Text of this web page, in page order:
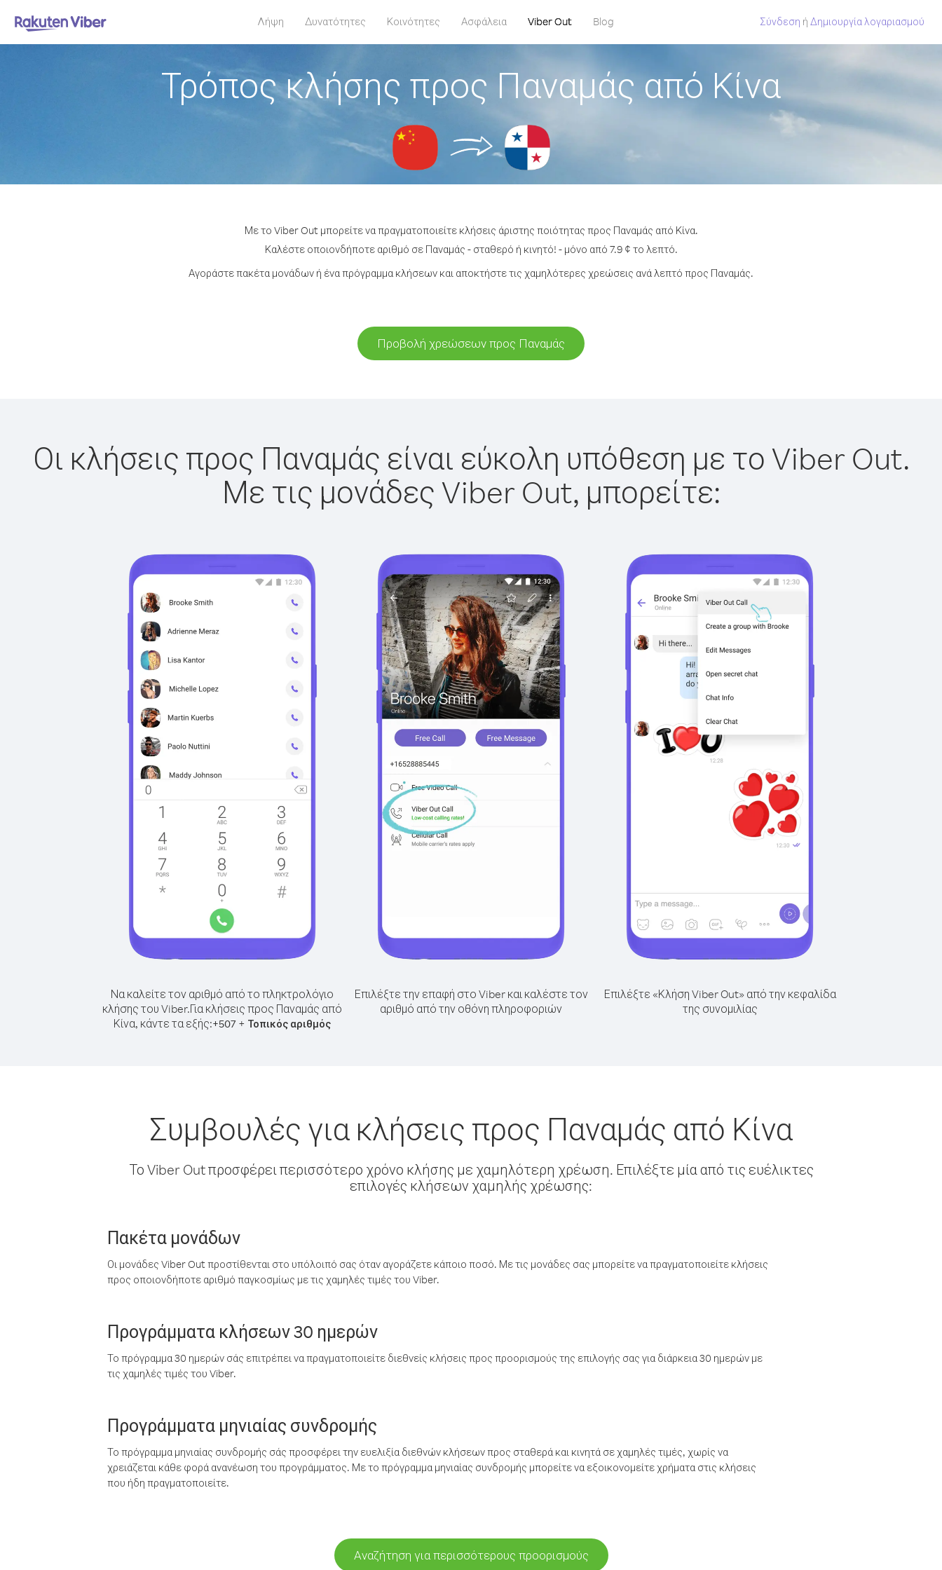
Λήψη Δυνατότητες Κοινότητες Ασφάλεια Viber Out Blog Σύνδεση ή Δημιουργία λογαριασμού
Τρόπος κλήσης προς Παναμάς από Κίνα
Με το Viber Out μπορείτε να πραγματοποιείτε κλήσεις άριστης ποιότητας προς Παναμάς από Κίνα.
Καλέστε οποιονδήποτε αριθμό σε Παναμάς - σταθερό ή κινητό! - μόνο από 7.9 ¢ το λεπτό.
Αγοράστε πακέτα μονάδων ή ένα πρόγραμμα κλήσεων και αποκτήστε τις χαμηλότερες χρεώσεις ανά λεπτό προς Παναμάς.
Προβολή χρεώσεων προς Παναμάς
Οι κλήσεις προς Παναμάς είναι εύκολη υπόθεση με το Viber Out.
Με τις μονάδες Viber Out, μπορείτε:
Να καλείτε τον αριθμό από το πληκτρολόγιο
κλήσης του Viber.Για κλήσεις προς Παναμάς από
Κίνα, κάντε τα εξής:+507 + Τοπικός αριθμός
Επιλέξτε την επαφή στο Viber και καλέστε τον
αριθμό από την οθόνη πληροφοριών
Επιλέξτε «Κλήση Viber Out» από την κεφαλίδα
της συνομιλίας
Συμβουλές για κλήσεις προς Παναμάς από Κίνα
Το Viber Out προσφέρει περισσότερο χρόνο κλήσης με χαμηλότερη χρέωση. Επιλέξτε μία από τις ευέλικτες
επιλογές κλήσεων χαμηλής χρέωσης:
Πακέτα μονάδων
Οι μονάδες Viber Out προστίθενται στο υπόλοιπό σας όταν αγοράζετε κάποιο ποσό. Με τις μονάδες σας μπορείτε να πραγματοποιείτε κλήσεις
προς οποιονδήποτε αριθμό παγκοσμίως με τις χαμηλές τιμές του Viber.
Προγράμματα κλήσεων 30 ημερών
Το πρόγραμμα 30 ημερών σάς επιτρέπει να πραγματοποιείτε διεθνείς κλήσεις προς προορισμούς της επιλογής σας για διάρκεια 30 ημερών με
τις χαμηλές τιμές του Viber.
Προγράμματα μηνιαίας συνδρομής
Το πρόγραμμα μηνιαίας συνδρομής σάς προσφέρει την ευελιξία διεθνών κλήσεων προς σταθερά και κινητά σε χαμηλές τιμές, χωρίς να
χρειάζεται κάθε φορά ανανέωση του προγράμματος. Με το πρόγραμμα μηνιαίας συνδρομής μπορείτε να εξοικονομείτε χρήματα στις κλήσεις
που ήδη πραγματοποιείτε.
Αναζήτηση για περισσότερους προορισμούς